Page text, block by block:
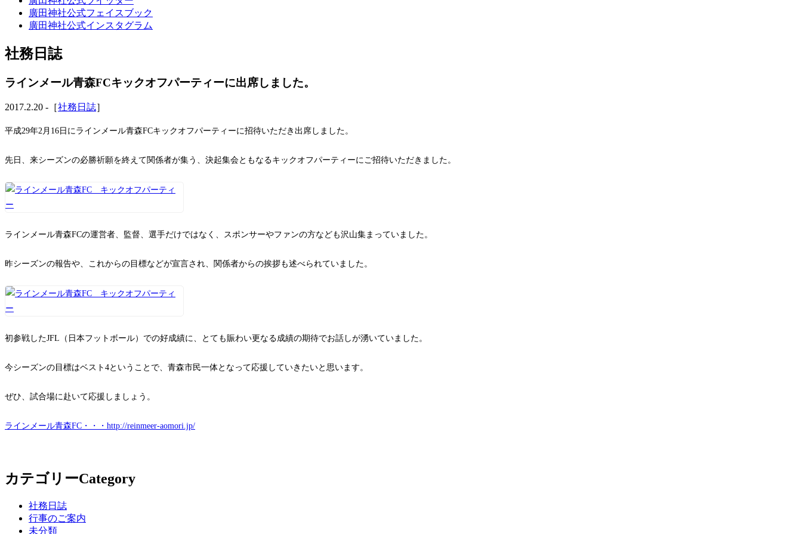
廣田神社公式フェイスブック
廣田神社公式インスタグラム
社務日誌
ラインメール青森FCキックオフパーティーに出席しました。
2017.2.20 -［社務日誌］
平成29年2月16日にラインメール青森FCキックオフパーティーに招待いただき出席しました。
先日、来シーズンの必勝祈願を終えて関係者が集う、決起集会ともなるキックオフパーティーにご招待いただきました。
ラインメール青森FCの運営者、監督、選手だけではなく、スポンサーやファンの方なども沢山集まっていました。
昨シーズンの報告や、これからの目標などが宣言され、関係者からの挨拶も述べられていました。
初参戦したJFL（日本フットボール）での好成績に、とても賑わい更なる成績の期待でお話しが湧いていました。
今シーズンの目標はベスト4ということで、青森市民一体となって応援していきたいと思います。
ぜひ、試合場に赴いて応援しましょう。
ラインメール青森FC・・・http://reinmeer-aomori.jp/
カテゴリーCategory
社務日誌
行事のご案内
未分類